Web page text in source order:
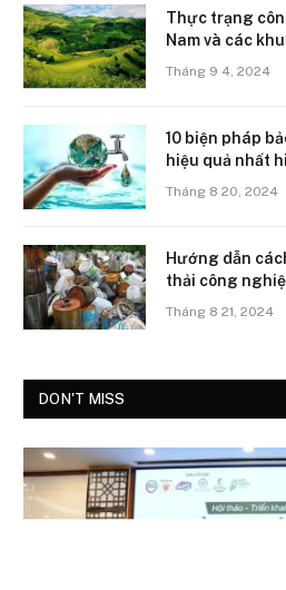
Thực trạng
Nam và các
Tháng 9 4, 2024
10 biện pháp
hiệu quả nhất
Tháng 8 20, 2024
Hướng dẫn
thải công
Tháng 8 21, 2024
DON'T MISS